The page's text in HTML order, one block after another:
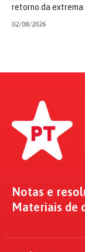
retorno da
02/08/2026
Notas e
Materiais de